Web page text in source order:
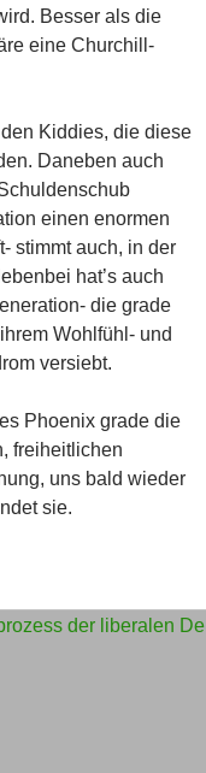
Besser als die
eine Churchill-
Kiddies, die diese
Daneben auch
einen enormen
stimmt auch, in der
hat’s auch
die grade
Wohlfühl- und
versiebt.
Phoenix grade die
freiheitlichen
uns bald wieder
sie.